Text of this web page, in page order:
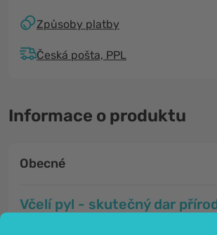
Způsoby platby
Česká pošta, PPL
Informace o produktu
Obecné
Včelí pyl - skutečný dar